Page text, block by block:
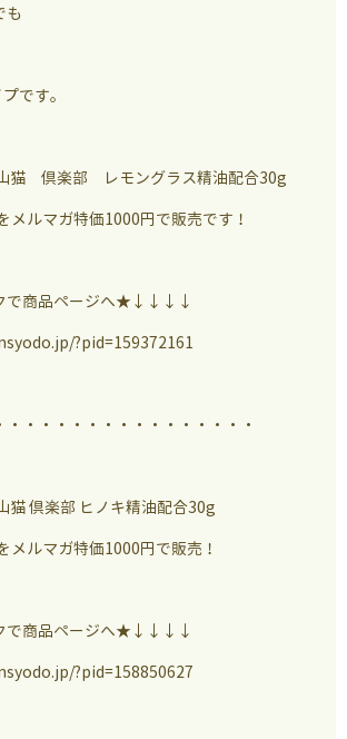
も
です。
猫 倶楽部 レモングラス精油配合30g
メルマガ特価1000円で販売です！
商品ページへ★↓↓↓↓
?pid=159372161
・・・・・・・・・・・・・・・・
猫 倶楽部 ヒノキ精油配合30g
メルマガ特価1000円で販売！
商品ページへ★↓↓↓↓
?pid=158850627